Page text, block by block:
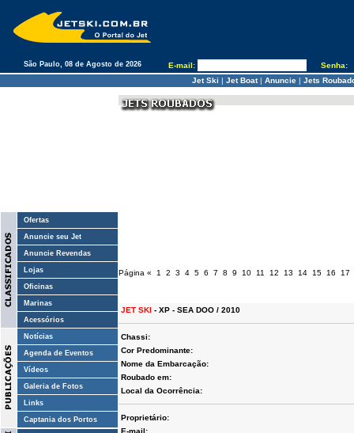
São Paulo, 08 de Agosto de 2026 E-mail:
Senha:
Jet Ski | Jet Boat| Anuncie| Jets
Ofertas
Anuncie seu Jet
Anuncie Revendas
Lojas
Oficinas
Marinas
Acessórios
Notícias
Agenda de Eventos
Vídeos
Galeria de Fotos
Links
Captania dos Portos
Página « 1 2 3 4 5 6 7 8 9 10 11 12 13 14 15 16 17
JET SKI - XP - SEA DOO / 2010
Chassi:
Cor Predominante:
Nome da Embarcação:
Roubado em:
Local da Ocorrência:
Proprietário:
E-mail: